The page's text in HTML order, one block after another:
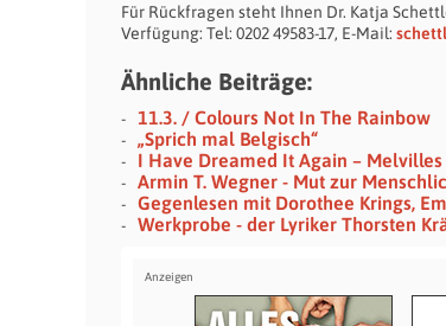
Für Rückfragen steht Ihnen Dr. Katja
Verfügung: Tel: 0202 49583-17, E-Mail:
Ähnliche Beiträge:
11.3. / Colours Not In The Rainbow
„Sprich mal Belgisch“
I Have Dreamed It Again –
Armin T. Wegner - Mut zur
Gegenlesen mit Dorothee Krings,
Werkprobe - der Lyriker Thorsten